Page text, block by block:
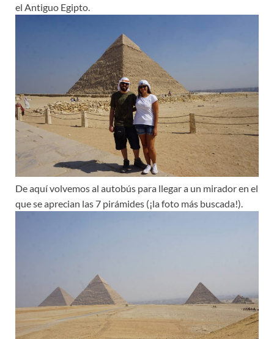
el Antiguo Egipto.
De aquí volvemos al autobús para llegar a un mirador en el
que se aprecian las 7 pirámides (¡la foto más buscada!).